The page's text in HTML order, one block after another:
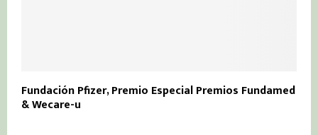
Fundación Pfizer, Premio Especial Premios Fundamed
& Wecare-u